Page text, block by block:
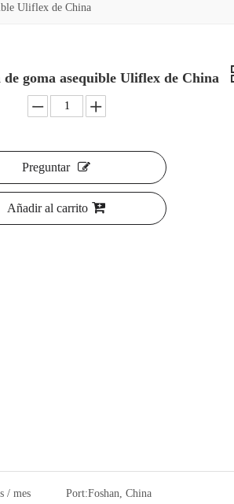
Uliflex de China
goma asequible Uliflex de China
Preguntar
Añadir al carrito
/ mes Port:Foshan, China